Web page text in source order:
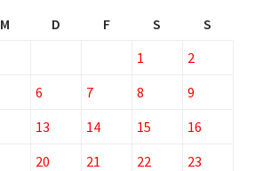
M D F S
S
1
2
6 7 8
9
13 14 15
16
20 21 22
23